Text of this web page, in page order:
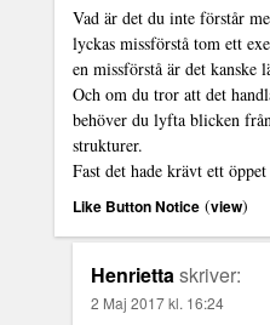
Vad är det du inte förstår
lyckas missförstå tom ett
en missförstå är det kanske
Och om du tror att det
behöver du lyfta blicken
strukturer.
Fast det hade krävt ett
Like Button Notice (view)
Henriettaskriver:
2 Maj 2017 kl. 16:24